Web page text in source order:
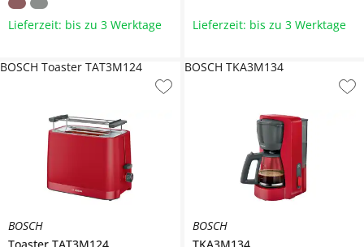
Lieferzeit: bis zu 3 Werktage Lieferzeit: bis zu 3 Werktage
BOSCH
BOSCH Toaster TAT3M124
BOSCH
BOSCH TKA3M134